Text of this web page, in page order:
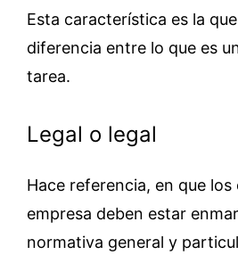
Esta característica es la
diferencia entre lo que es
tarea.
Legal o legal
Hace referencia, en que
empresa deben estar
normativa general y